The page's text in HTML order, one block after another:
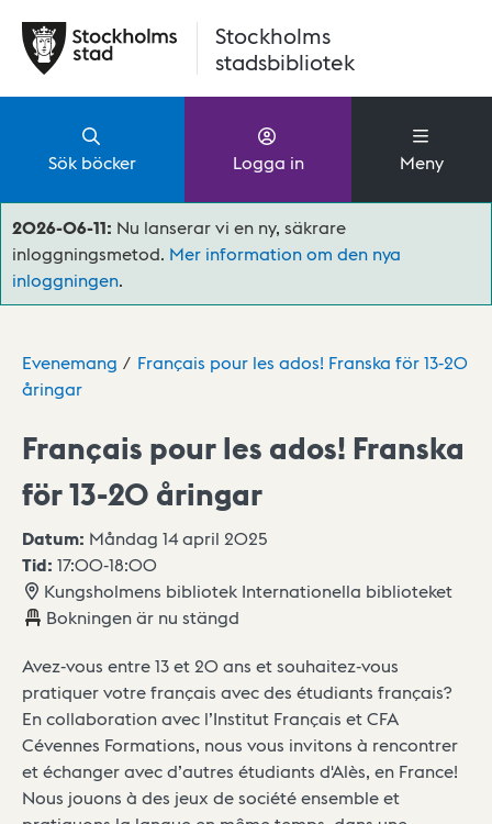
Stockholms
stadsbibliotek
Sök böcker Logga in Meny
2026-06-11: Nu lanserar vi en ny, säkrare
inloggningsmetod. Mer information om den nya
inloggningen.
Evenemang
Français pour les ados! Franska för 13-20
åringar
Français pour les ados! Franska
för 13-20 åringar
Datum: Måndag 14 april 2025
Tid: 17:00-18:00
Kungsholmens bibliotek Internationella biblioteket
Bokningen är nu stängd
Avez-vous entre 13 et 20 ans et souhaitez-vous
pratiquer votre français avec des étudiants français?
En collaboration avec l’Institut Français et CFA
Cévennes Formations, nous vous invitons à rencontrer
et échanger avec d’autres étudiants d'Alès, en France!
Nous jouons à des jeux de société ensemble et